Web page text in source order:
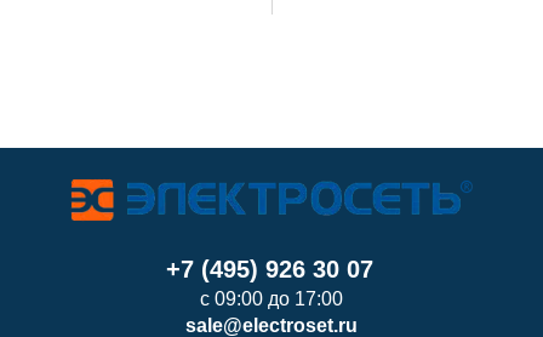
+7 (495) 926 30 07
с 09:00 до 17:00
sale@electroset.ru